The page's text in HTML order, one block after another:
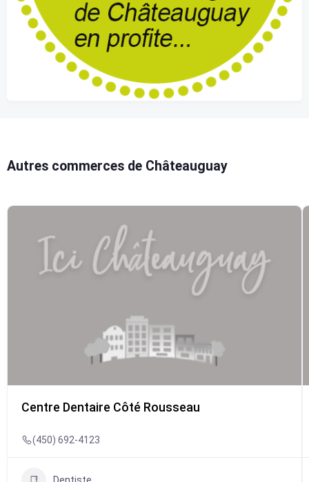
Autres commerces de Châteauguay
Centre Dentaire Côté Rousseau
(450) 692-4123
Dentiste